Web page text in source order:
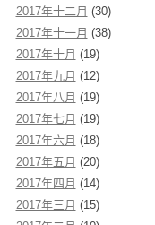
2017年十二月 (30)
2017年十一月 (38)
2017年十月 (19)
2017年九月 (12)
2017年八月 (19)
2017年七月 (19)
2017年六月 (18)
2017年五月 (20)
2017年四月 (14)
2017年三月 (15)